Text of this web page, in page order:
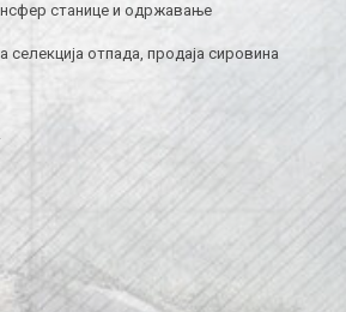
станице и одржавање
селекција отпада, продаја сировина